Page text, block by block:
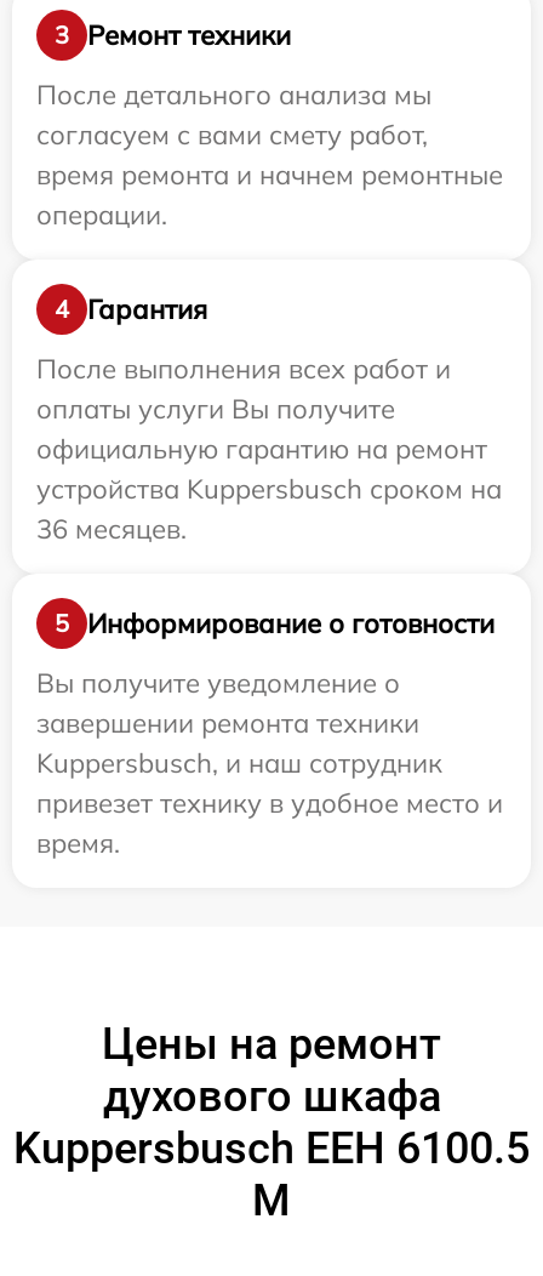
3
Ремонт техники
После детального анализа мы
согласуем с вами смету работ,
время ремонта и начнем ремонтные
операции.
4
Гарантия
После выполнения всех работ и
оплаты услуги Вы получите
официальную гарантию на ремонт
устройства Kuppersbusch сроком на
36 месяцев.
5
Информирование о готовности
Вы получите уведомление о
завершении ремонта техники
Kuppersbusch, и наш сотрудник
привезет технику в удобное место и
время.
Цены на ремонт
духового шкафа
Kuppersbusch EEH 6100.5
M